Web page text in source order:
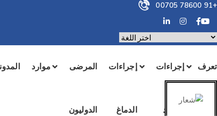
+91 78600 00705
تعرف إجراءات
العمود
إجراءات
الدماغ
المرضى
الدوليون
موارد